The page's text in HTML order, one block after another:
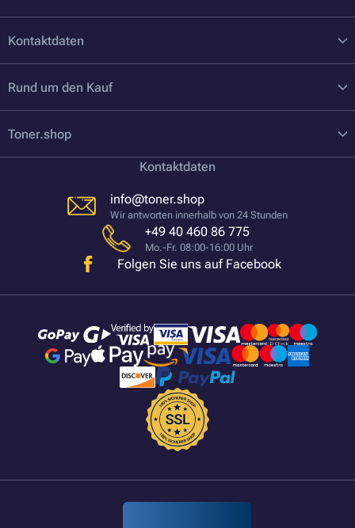
Kontaktdaten
Rund um den Kauf
Toner.shop
Kontaktdaten
info@toner.shop
Wir antworten innerhalb von 24 Stunden
+49 40 460 86 775
Mo.-Fr. 08:00-16:00 Uhr
Folgen Sie uns auf Facebook